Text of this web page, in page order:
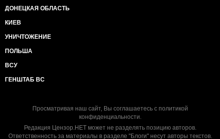
ДОНЕЦКАЯ ОБЛАСТЬ
КИЕВ
УНИЧТОЖЕНИЕ
ПОЛЬША
ВСУ
ГЕНШТАБ ВС
Просматривая наш сайт, Вы соглашаетесь с политикой
конфиденциальности.
Редакция Цензор.НЕТ может не разделять позицию авторов.
Ответственность за материалы в разделе "Блоги" несут авторы текстов.